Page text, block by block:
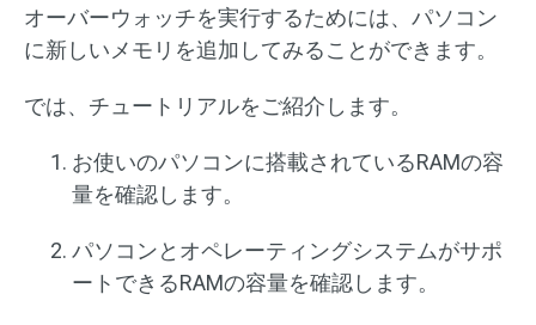
オーバーウォッチを実行するためには、パソコン
に新しいメモリを追加してみることができます。
では、チュートリアルをご紹介します。
お使いのパソコンに搭載されているRAMの容
量を確認します。
パソコンとオペレーティングシステムがサポ
ートできるRAMの容量を確認します。